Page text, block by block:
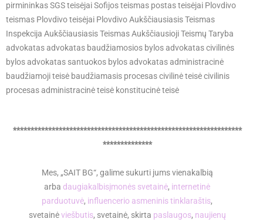
pirmininkas SGS teisėjai Sofijos teismas postas teisėjai Plovdivo
teismas Plovdivo teisėjai Plovdivo Aukščiausiasis Teismas
Inspekcija Aukščiausiasis Teismas Aukščiausioji Teismų Taryba
advokatas advokatas baudžiamosios bylos advokatas civilinės
bylos advokatas santuokos bylos advokatas administracinė
baudžiamoji teisė baudžiamasis procesas civilinė teisė civilinis
procesas administracinė teisė konstitucinė teisė
*****************************************************************
**************
Mes, „SAIT BG“, galime sukurti jums vienakalbią
arba daugiakalbisįmonės svetainė, internetinė
parduotuvė, influencerio asmeninis tinklaraštis,
svetainėviešbutis, svetainė, skirta paslaugos, naujienų